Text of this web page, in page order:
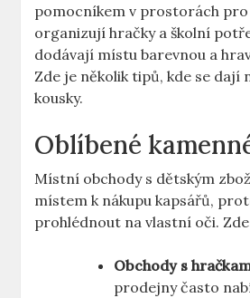
pomocníkem v prostorách
organizují hračky a školní
dodávají místu barevnou a
Zde je několik tipů, kde se dají
kousky.
Oblíbené
Místní obchody s dětským
místem k nákupu kapsářů,
prohlédnout na vlastní oči.
Obchody s
prodejny často